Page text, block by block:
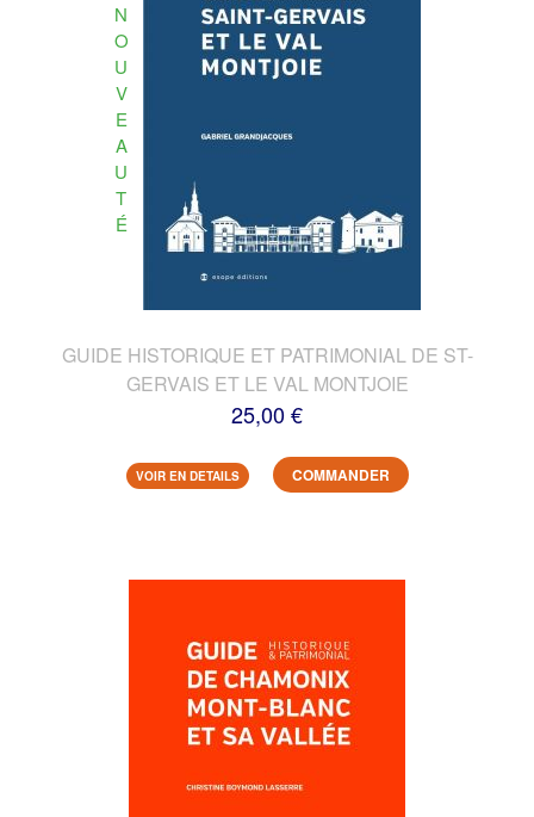
N
O
U
V
E
A
U
T
É
GUIDE HISTORIQUE ET PATRIMONIAL DE ST-
GERVAIS ET LE VAL MONTJOIE
25,00 €
VOIR EN DETAILS COMMANDER